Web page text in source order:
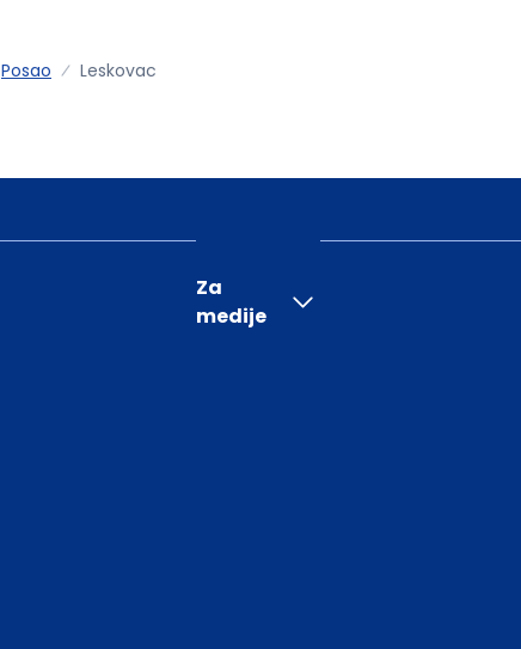
Posao Leskovac
Za
medije